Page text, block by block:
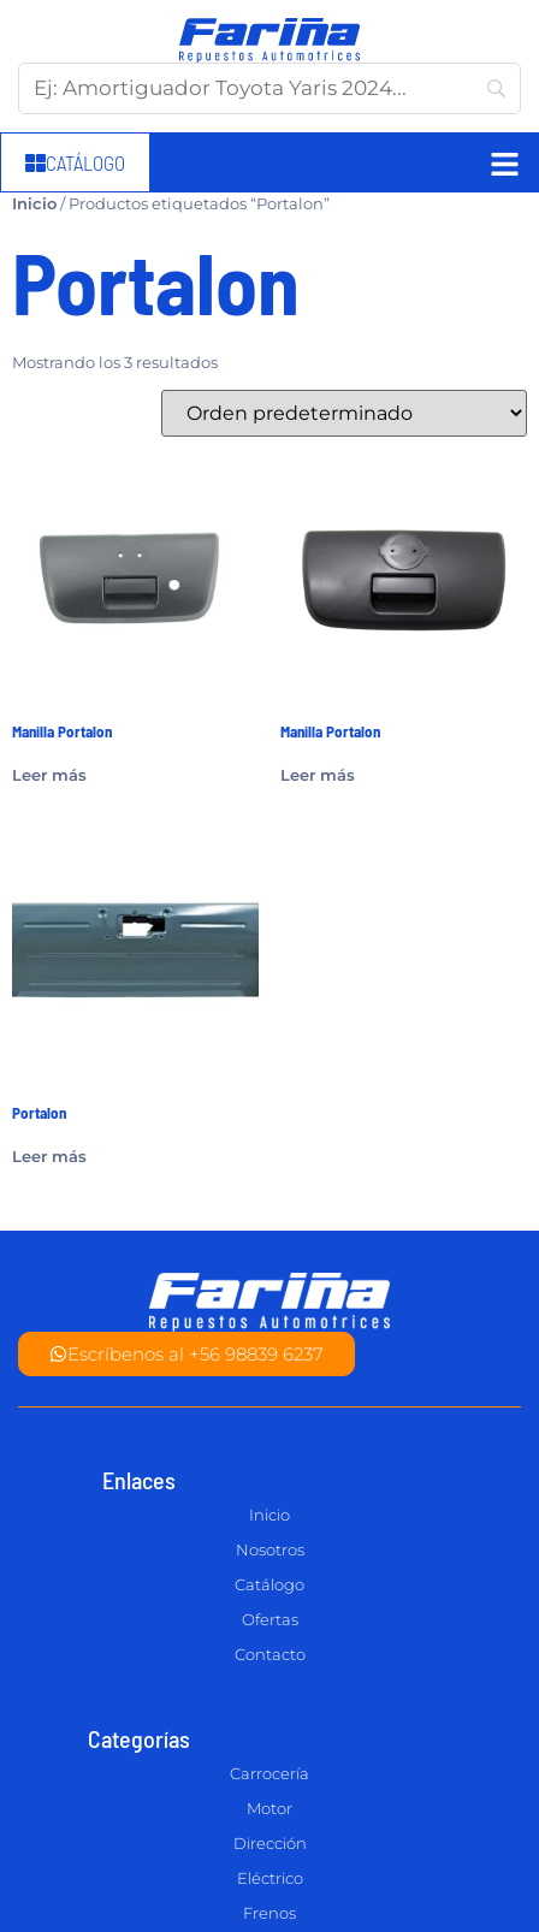
CATÁLOGO
Inicio/ Productos etiquetados “Portalon”
Portalon
Mostrando los 3 resultados
Manilla Portalon
Leer más
Manilla Portalon
Leer más
Portalon
Leer más
Escríbenos al +56 98839 6237
Enlaces
Inicio
Nosotros
Catálogo
Ofertas
Contacto
Categorías
Carrocería
Motor
Dirección
Eléctrico
Frenos